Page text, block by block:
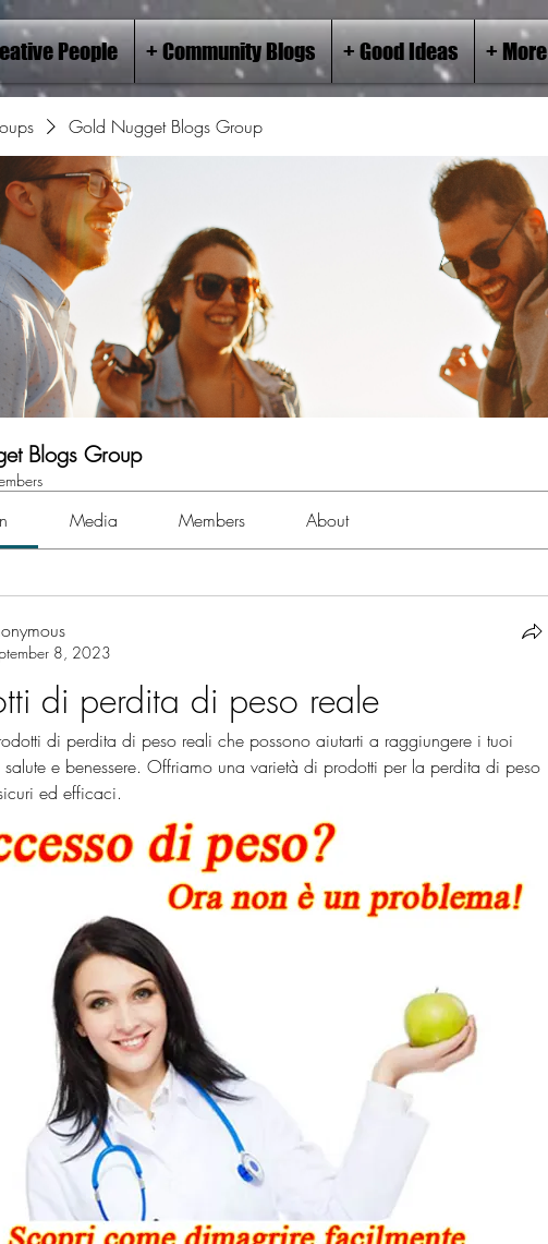
People + Community Blogs + Good Ideas + More
Gold Nugget Blogs Group
Blogs Group
Media Members About
8, 2023
di perdita di peso reale
di perdita di peso reali che possono aiutarti a raggiungere i tuoi
e benessere. Offriamo una varietà di prodotti per la perdita di peso
ed efficaci.